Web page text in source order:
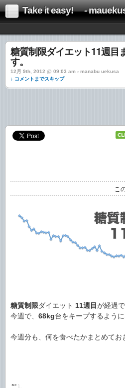
Take it easy! -
糖質制限ダイエット11週目
す。
12月 9th, 2012 @ 09:03 am › manabu uekusa
↓ コメントまでスキップ
こ
糖質制限ダイエット 11週目が経過で
今週で、 68kg台をキープするように
今週分も、何を食べたかまとめてお